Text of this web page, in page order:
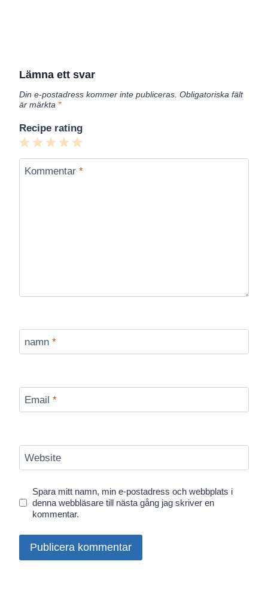
Lämna ett svar
Din e-postadress kommer inte publiceras. Obligatoriska fält
är märkta *
Recipe rating
5
Stars
4
Stars
3
Stars
2
Stars
1
Star
Kommentar *
namn *
Email *
Website
Spara mitt namn, min e-postadress och webbplats i
denna webbläsare till nästa gång jag skriver en
kommentar.